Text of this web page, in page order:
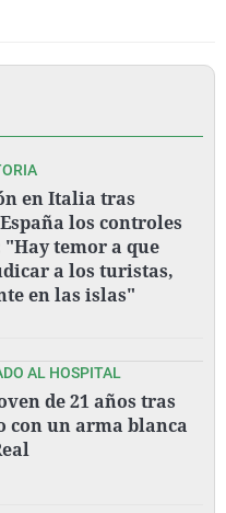
en Italia tras
los controles
temor a que
a los turistas,
en las islas"
AL HOSPITAL
de 21 años tras
con un arma blanca